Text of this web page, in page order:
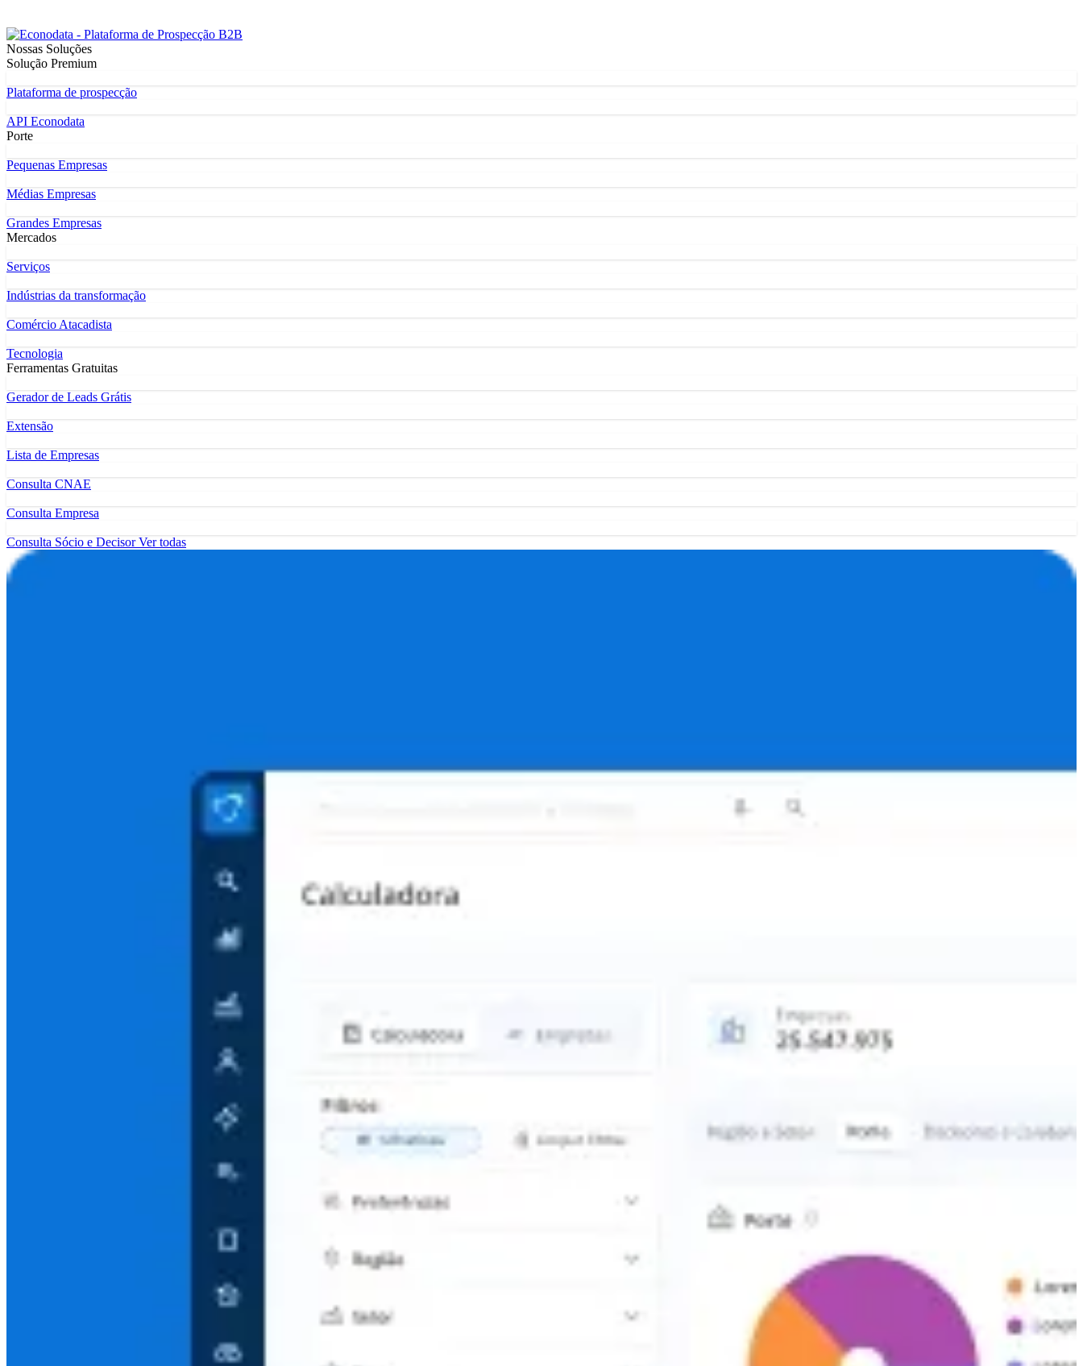
Nossas Soluções
Solução Premium
Plataforma de prospecção
API Econodata
Porte
Pequenas Empresas
Médias Empresas
Grandes Empresas
Mercados
Serviços
Indústrias da transformação
Comércio Atacadista
Tecnologia
Ferramentas Gratuitas
Gerador de Leads Grátis
Extensão
Lista de Empresas
Consulta CNAE
Consulta Empresa
Consulta Sócio e DecisorVer todas